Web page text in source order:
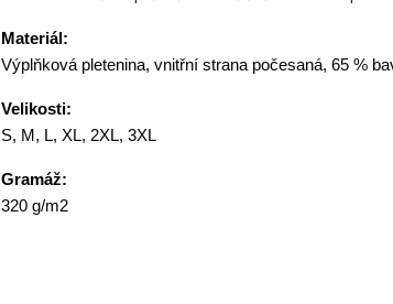
Materiál:
Výplňková pletenina, vnitřní strana počesaná, 65 %
Velikosti:
S, M, L, XL, 2XL, 3XL
Gramáž:
320 g/m2